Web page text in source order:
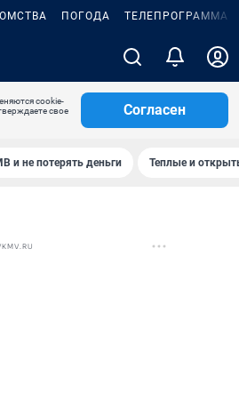
ПОГОДА ТЕЛЕПРОГРАММА
cookie-
свое
Согласен
и не потерять деньги Теплые и